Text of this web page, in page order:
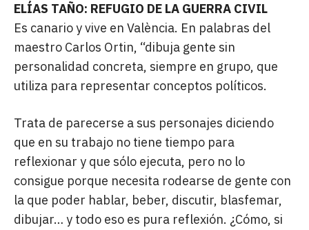
ELÍAS TAÑO: REFUGIO DE LA GUERRA CIVIL
Es canario y vive en València. En palabras del
maestro Carlos Ortin, “dibuja gente sin
personalidad concreta, siempre en grupo, que
utiliza para representar conceptos políticos.
Trata de parecerse a sus personajes diciendo
que en su trabajo no tiene tiempo para
reflexionar y que sólo ejecuta, pero no lo
consigue porque necesita rodearse de gente con
la que poder hablar, beber, discutir, blasfemar,
dibujar… y todo eso es pura reflexión. ¿Cómo, si